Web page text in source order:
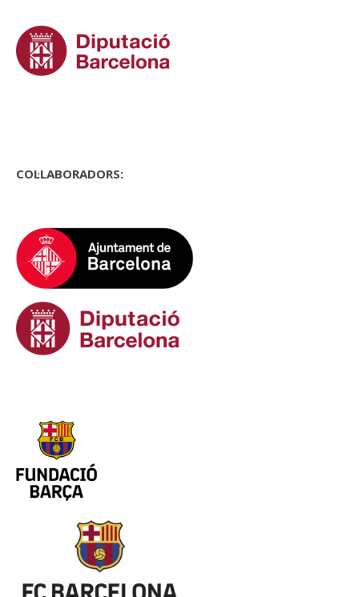
COL·LABORADORS: